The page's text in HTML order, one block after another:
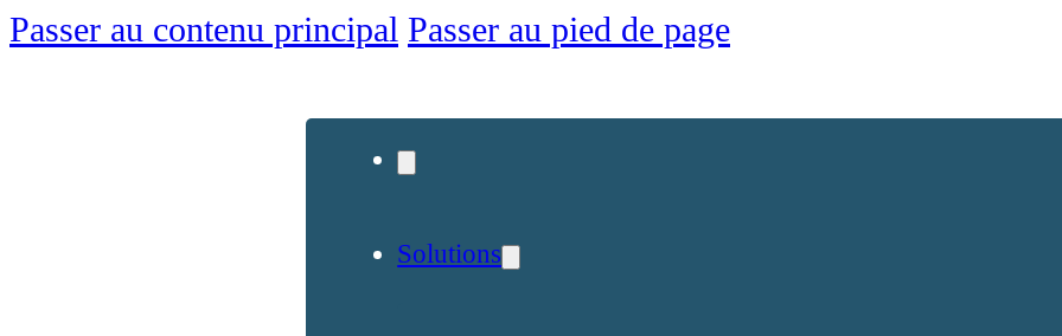
Passer au contenu principal Passer au pied de page
Solutions